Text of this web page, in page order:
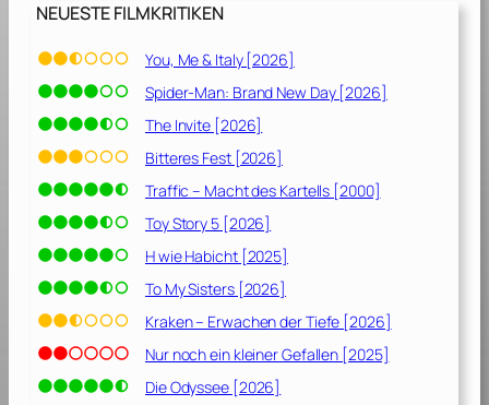
e
[
0
1
0
NEUESTE FILMKRITIKEN
You, Me & Italy [2026]
Spider-Man: Brand New Day [2026]
The Invite [2026]
Bitteres Fest [2026]
Traffic – Macht des Kartells [2000]
Toy Story 5 [2026]
H wie Habicht [2025]
To My Sisters [2026]
Kraken – Erwachen der Tiefe [2026]
Nur noch ein kleiner Gefallen [2025]
Die Odyssee [2026]